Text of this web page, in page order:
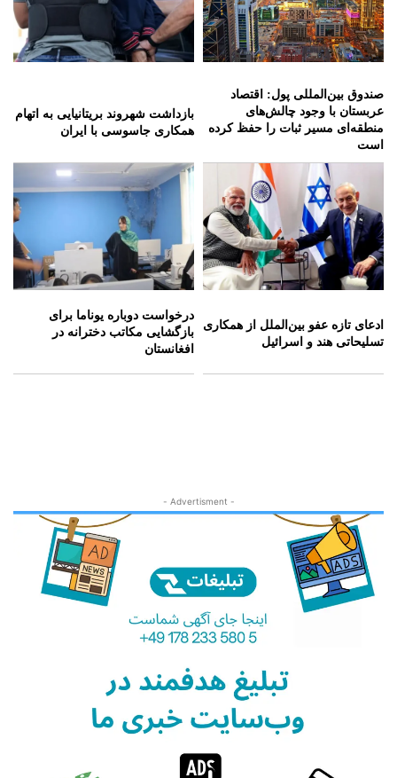
صندوق بین‌المللی پول: اقتصاد
عربستان با وجود چالش‌های
منطقه‌ای مسیر ثبات را حفظ کرده
است
بازداشت شهروند بریتانیایی به اتهام
همکاری جاسوسی با ایران
ادعای تازه عفو بین‌الملل از همکاری
تسلیحاتی هند و اسرائیل
درخواست دوباره یوناما برای
بازگشایی مکاتب دخترانه در
افغانستان
- Advertisment -